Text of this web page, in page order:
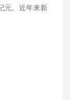
元。近年来新